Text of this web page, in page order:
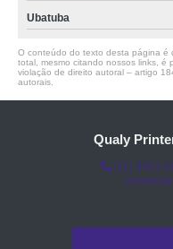
Ubatuba
O conteúdo do texto desta página é
total, mesmo citando nossos links, é
violação de direito autoral – artigo
autorais
Qualy
(11) 3451-